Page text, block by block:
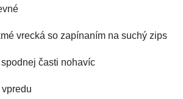
vrecká so zapínaním na suchý zips
časti nohavíc